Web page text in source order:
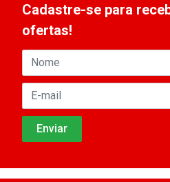
Cadastre-se para
ofertas!